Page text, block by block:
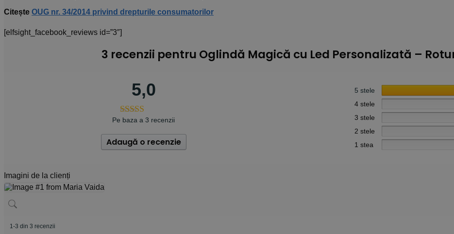
Citește OUG nr. 34/2014 privind drepturile consumatorilor
[elfsight_facebook_reviews id=”3″]
3 recenzii pentru Oglindă Magică cu Led Personalizată –
5,0
Pe baza a 3 recenzii
Adaugă o recenzie
5 stele
4 stele
3 stele
2 stele
1 stea
Imagini de la clienți
1-3 din 3 recenzii